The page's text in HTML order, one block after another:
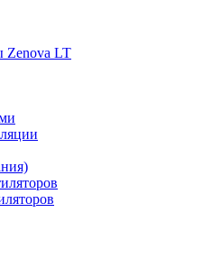
Zenova LT